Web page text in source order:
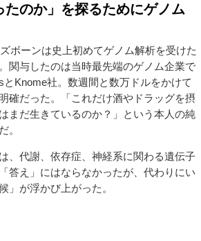
たのか」を探るためにゲノム
ボーンは史上初めてゲノム解析を受けた
関与したのは当時最先端のゲノム企業で
Knome社。数週間と数万ドルをかけて
確だった。「これだけ酒やドラッグを摂
まだ生きているのか？」という本人の純
。
、代謝、依存症、神経系に関わる遺伝子
答え」にはならなかったが、代わりにい
」が浮かび上がった。